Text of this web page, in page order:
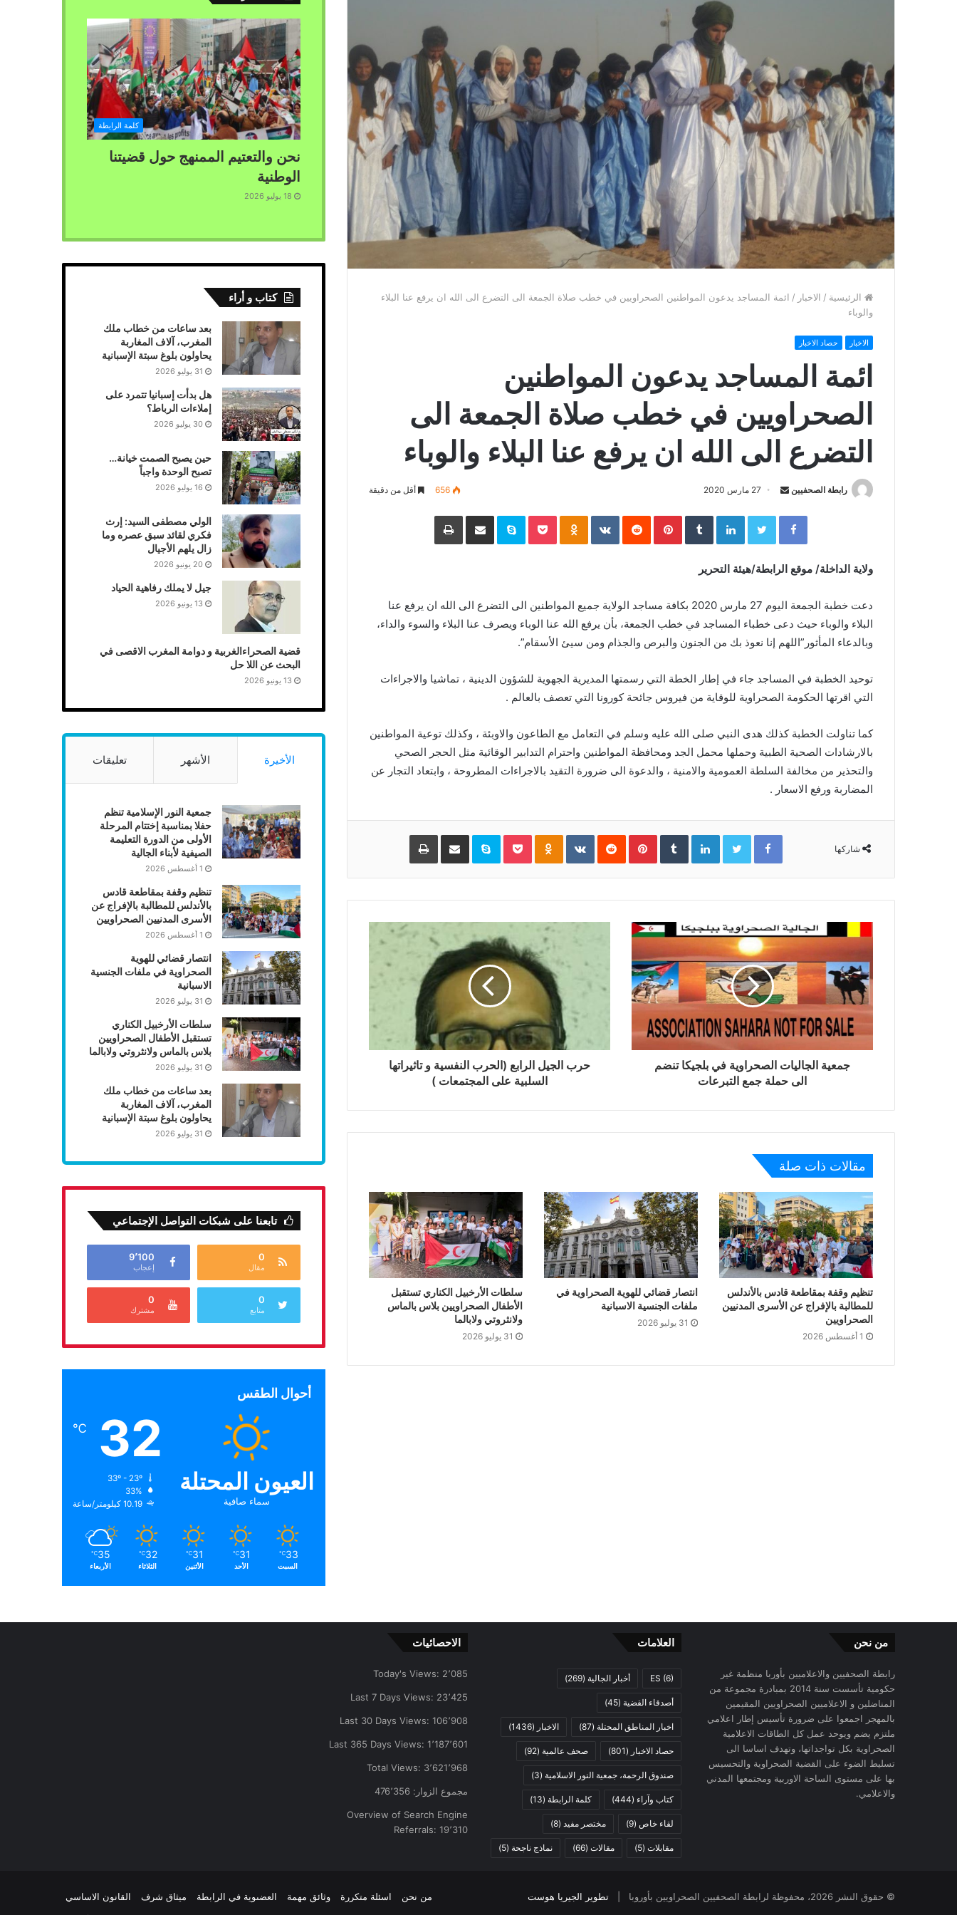
الرئيسية / الاخبار / ائمة المساجد يدعون المواطنين الصحراويين في خطب صلاة الجمعة الى التضرع الى الله ان يرفع عنا البلاء
والوباء
الاخبار حصاد الاخبار
ائمة المساجد يدعون المواطنين
الصحراويين في خطب صلاة الجمعة الى
التضرع الى الله ان يرفع عنا البلاء والوباء
رابطة الصحفيين
d
n
m
a
i
27 مارس 2020 656 أقل من دقيقة
Facebook
Twitter
LinkedIn
‏Tumblr
Pinterest
‏Reddit
‏VKontakte
Pocket
Skype مشاركة عبر البريد
ولاية الداخلة/ موقع الرابطة/هيئة التحرير
دعت خطبة الجمعة اليوم 27 مارس 2020 بكافة مساجد الولاية جميع المواطنين الى التضرع الى الله ان يرفع عنا
البلاء والوباء حيث دعى خطباء المساجد في خطب الجمعة، بأن يرفع الله عنا الوباء ويصرف عنا البلاء والسوء والداء،
وبالدعاء المأثور”اللهم إنا نعوذ بك من الجنون والبرص والجذام ومن سيئ الأسقام”.
توحيد الخطبة في المساجد جاء في إطار الخطة التي رسمتها المديرية الجهوية للشؤون الدينية ، تماشيا والاجراءات
التي اقرتها الحكومة الصحراوية للوقاية من فيروس جائحة كورونا التي تعصف بالعالم .
كما تناولت الخطبة كذلك هدى النبي صلى الله عليه وسلم في التعامل مع الطاعون والاوبئة ، وكذلك توعية المواطنين
بالارشادات الصحية الطبية وحملها محمل الجد ومحافظة المواطنين واحترام التدابير الوقائية مثل الحجر الصحي
والتحذير من مخالفة السلطة العمومية والامنية ، والدعوة الى ضرورة التقيد بالاجراءات المطروحة ، وابتعاد التجار عن
المضاربة ورفع الاسعار .
شاركها
Facebook
Twitter
LinkedIn
‏Tumblr
Pinterest
‏Reddit
‏VKontakte
Pocket
Skype مشاركة عبر البريد
جمعية الجاليات الصحراوية في بلجيكا تنضم
الى حملة جمع التبرعات
حرب الجيل الرابع (الحرب النفسية و تاثيراتها
السلبية على المجتمعات )
مقالات ذات صلة
تنظيم وقفة بمقاطعة قادس بالأندلس
للمطالبة بالإفراج عن الأسرى المدنيين
الصحراويين
1 أغسطس 2026
انتصار قضائي للهوية الصحراوية في
ملفات الجنسية الاسبانية
31 يوليو 2026
سلطات الأرخبيل الكناري تستقبل
الأطفال الصحراويين بلاس بالماس
ولانثروتي ولابالما
31 يوليو 2026
كلمة الرابطة
نحن والتعتيم الممنهج حول قضيتنا
الوطنية
18 يوليو 2026
كتاب و أراء
بعد ساعات من خطاب ملك
المغرب، آلاف المغاربة
يحاولون بلوغ سبتة الإسبانية
31 يوليو 2026
هل بدأت إسبانيا تتمرد على
إملاءات الرباط؟
30 يوليو 2026
حين يصبح الصمت خيانة…
تصبح الوحدة واجباً
16 يوليو 2026
الولي مصطفى السيد: إرث
فكري لقائد سبق عصره وما
زال يلهم الأجيال
20 يونيو 2026
جيل لا يملك رفاهية الحياد
13 يونيو 2026
قضية الصحراءالغربية و دوامة المغرب الاقصى في
البحث عن اللا حل
13 يونيو 2026
الأخيرة الأشهر تعليقات
جمعية النور الإسلامية تنظم
حفلا بمناسبة إختتام المرحلة
الأولى من الدورة التعليمة
الصيفية لأبناء الجالية
1 أغسطس 2026
تنظيم وقفة بمقاطعة قادس
بالأندلس للمطالبة بالإفراج عن
الأسرى المدنيين الصحراويين
1 أغسطس 2026
انتصار قضائي للهوية
الصحراوية في ملفات الجنسية
الاسبانية
31 يوليو 2026
سلطات الأرخبيل الكناري
تستقبل الأطفال الصحراويين
بلاس بالماس ولانثروتي ولابالما
31 يوليو 2026
بعد ساعات من خطاب ملك
المغرب، آلاف المغاربة
يحاولون بلوغ سبتة الإسبانية
31 يوليو 2026
تابعنا على شبكات التواصل الإجتماعي
0
مقال
9٬100
إعجاب
0
متابع
0
مشترك
أحوال الطقس
العيون المحتلة
سماء صافية
32
℃
33%
10.19 كيلومتر/ساعة
33
℃
السبت
31
℃
الأحد
31
℃
الأثنين
32
℃
الثلاثاء
35
℃
الأربعاء
من نحن
رابطة الصحفيين والاعلاميين بأوربا منظمة غير
حكومية تأسست سنة 2014 بمبادرة مجموعة من
المناضلين و الاعلاميين الصحراويين المقيمين
بالمهجر اجمعوا على ضرورة تأسيس إطار اعلامي
ملتزم يضم ويوحد عمل كل الطاقات الاعلامية
الصحراوية بكل تواجداتها، وتهدف اساسا الى
تسليط الضوء على القضية الصحراوية والتحسيس
بها على مستوى الساحة الاوربية ومجتمعها المدني
والاعلامي.
العلامات
ES (6) أخبار الجالية (269)
أصدقاء القضية (45)
اخبار المناطق المحتلة (87) الاخبار (1436)
حصاد الاخبار (801) صحف عالمية (92)
صندوق الرحمة، جمعية النور الاسلامية (3)
كتاب وآراء (444) كلمة الرابطة (13)
لقاء خاص (9) مختصر مفيد (8)
مقابلات (5) مقالات (66) نماذج ناجحة (5)
الاحصائيات
Today's Views: 2٬085
Last 7 Days Views: 23٬425
Last 30 Days Views: 106٬908
Last 365 Days Views: 1٬187٬601
Total Views: 3٬621٬968
مجموع الزوار: 476٬356
Overview of Search Engine
Referrals: 19٬310
© حقوق النشر 2026، محفوظة لرابطة الصحفيين الصحراويين بأوروبا | تطوير الجيريا هوست من نحن اسئلة متكررة وثائق مهمة العضىوية في الرابطة ميثاق شرف
القانون الاساسي